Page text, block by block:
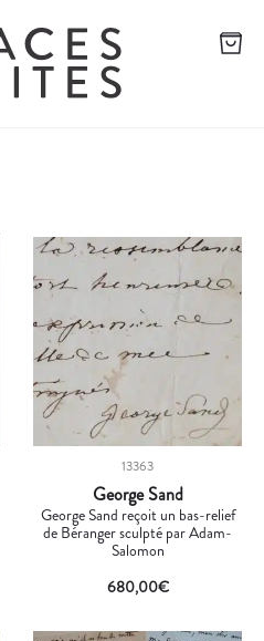
13363
George Sand
George Sand reçoit un bas-relief
de Béranger sculpté par Adam-
Salomon
680,00€